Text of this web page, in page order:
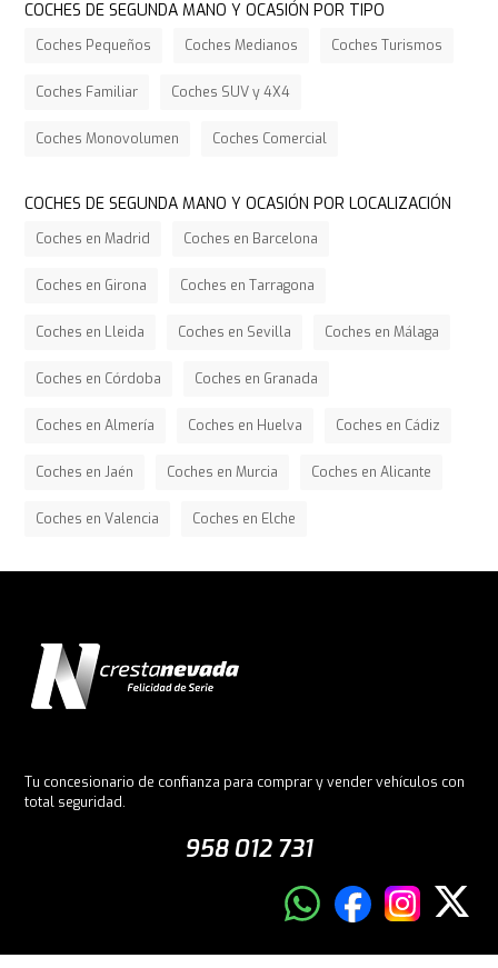
COCHES DE SEGUNDA MANO Y OCASIÓN POR TIPO
Coches Pequeños Coches Medianos Coches Turismos
Coches Familiar Coches SUV y 4X4
Coches Monovolumen Coches Comercial
COCHES DE SEGUNDA MANO Y OCASIÓN POR LOCALIZACIÓN
Coches en Madrid Coches en Barcelona
Coches en Girona Coches en Tarragona
Coches en Lleida Coches en Sevilla Coches en Málaga
Coches en Córdoba Coches en Granada
Coches en Almería Coches en Huelva Coches en Cádiz
Coches en Jaén Coches en Murcia Coches en Alicante
Coches en Valencia Coches en Elche
Tu concesionario de confianza para comprar y vender vehículos con
total seguridad.
958 012 731